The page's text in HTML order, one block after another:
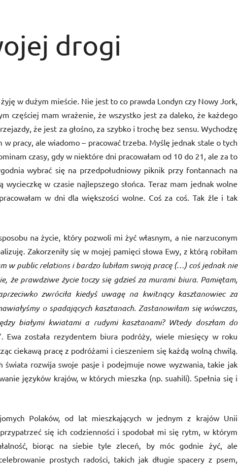
drogi
żyję w dużym mieście. Nie jest to co prawda Londyn czy Nowy Jork,
częściej mam wrażenie, że wszystko jest za daleko, że każdego
że jest za głośno, za szybko i trochę bez sensu. Wychodzę
pracy, ale wiadomo – pracować trzeba. Myślę jednak stale o tych
czasy, gdy w niektóre dni pracowałam od 10 do 21, ale za to
wybrać się na przedpołudniowy piknik przy fontannach na
wycieczkę w czasie najlepszego słońca. Teraz mam jednak wolne
w dni dla większości wolne. Coś za coś. Tak źle i tak
na życie, który pozwoli mi żyć własnym, a nie narzuconym
Zakorzeniły się w mojej pamięci słowa Ewy, z którą robiłam
w public relations i bardzo lubiłam swoją pracę (…) coś jednak nie
że prawdziwe życie toczy się gdzieś za murami biura. Pamiętam,
zwróciła kiedyś uwagę na kwitnący kasztanowiec za
o spadających kasztanach. Zastanowiłam się wówczas,
białymi kwiatami a rudymi kasztanami? Wtedy doszłam do
Ewa została rezydentem biura podróży, wiele miesięcy w roku
ciekawą pracę z podróżami i cieszeniem się każdą wolną chwilą.
świata rozwija swoje pasje i podejmuje nowe wyzwania, takie jak
języków krajów, w których mieszka (np. suahili). Spełnia się i
Polaków, od lat mieszkających w jednym z krajów Unii
się ich codzienności i spodobał mi się rytm, w którym
biorąc na siebie tyle zleceń, by móc godnie żyć, ale
prostych radości, takich jak długie spacery z psem,